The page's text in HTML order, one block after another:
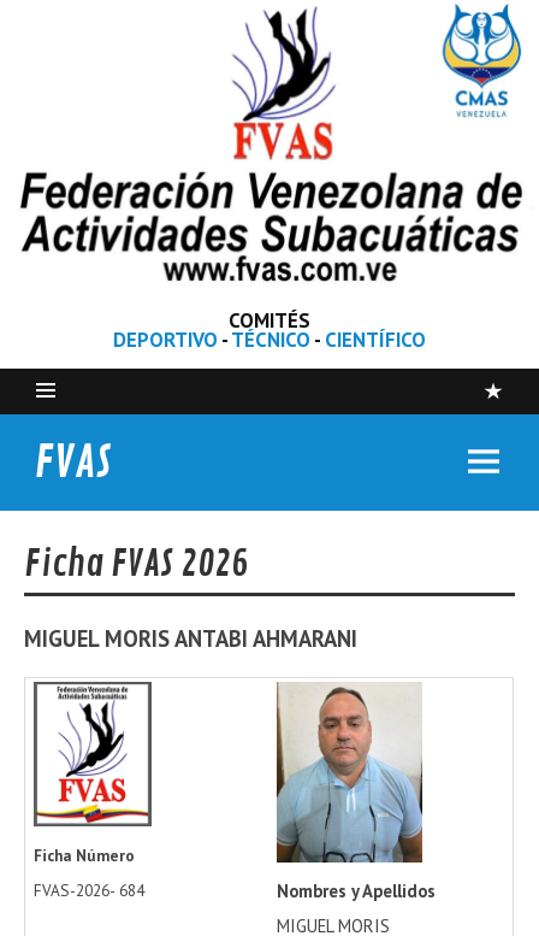
COMITÉS
DEPORTIVO -TÉCNICO - CIENTÍFICO
FVAS
Ficha FVAS 2026
MIGUEL MORISANTABI AHMARANI
Ficha Número
FVAS-2026- 684
Nombres y Apellidos
MIGUEL MORIS